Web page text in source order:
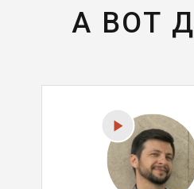
А ВОТ